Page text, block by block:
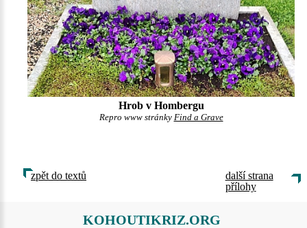
Hrob v Hombergu
Repro www stránky Find a Grave
zpět do textů
další strana
přílohy
KOHOUTIKRIZ.ORG